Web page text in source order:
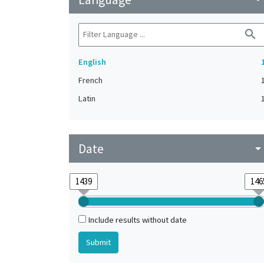
search
English
French
1
Latin
1
Date arrow_drop_down
Include results without date